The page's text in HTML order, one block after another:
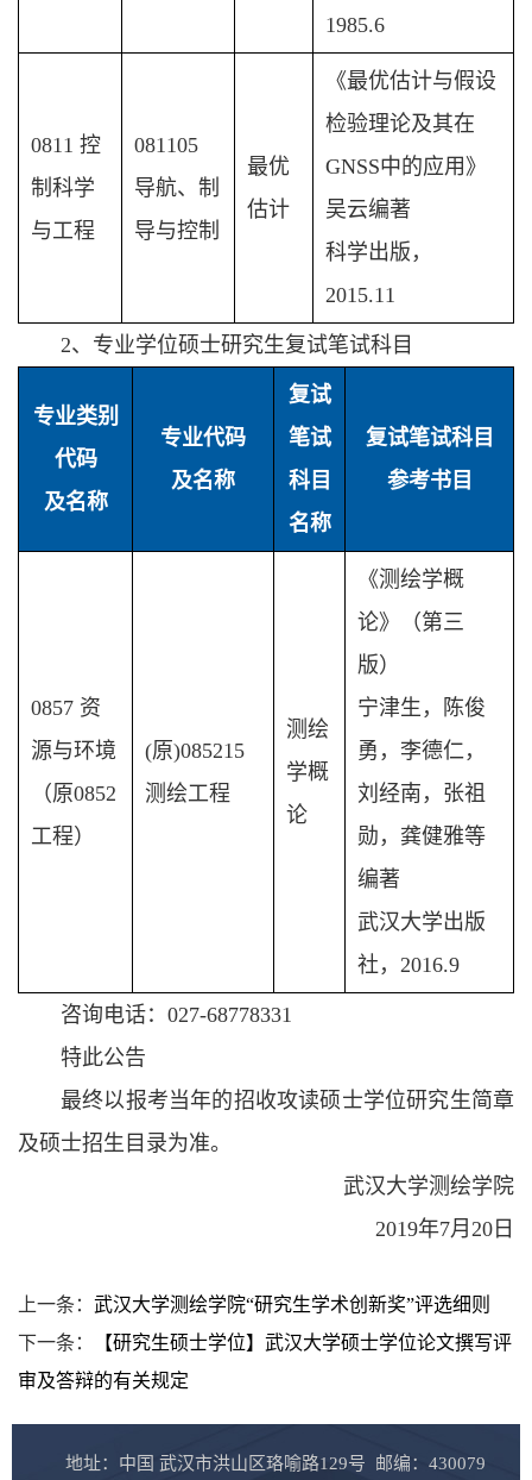
1985.6
0811 控
制科学
与工程
081105
导航、制
导与控制
最优
估计
《最优估计与假设
检验理论及其在
GNSS中的应用》
吴云编著
科学出版，
2015.11
2、专业学位硕士研究生复试笔试科目
专业类别
代码
及名称
专业代码
及名称
复试
笔试
科目
名称
复试笔试科目
参考书目
0857 资
源与环境
（原0852
工程）
(原)085215
测绘工程
测绘
学概
论
《测绘学概
论》（第三
版）
宁津生，陈俊
勇，李德仁，
刘经南，张祖
勋，龚健雅等
编著
武汉大学出版
社，2016.9
咨询电话：027-68778331
特此公告
最终以报考当年的招收攻读硕士学位研究生简章
及硕士招生目录为准。
武汉大学测绘学院
2019年7月20日
上一条： 武汉大学测绘学院“研究生学术创新奖”评选细则
下一条：
【研究生硕士学位】武汉大学硕士学位论文撰写评
审及答辩的有关规定
地址：中国 武汉市洪山区珞喻路129号 邮编：430079